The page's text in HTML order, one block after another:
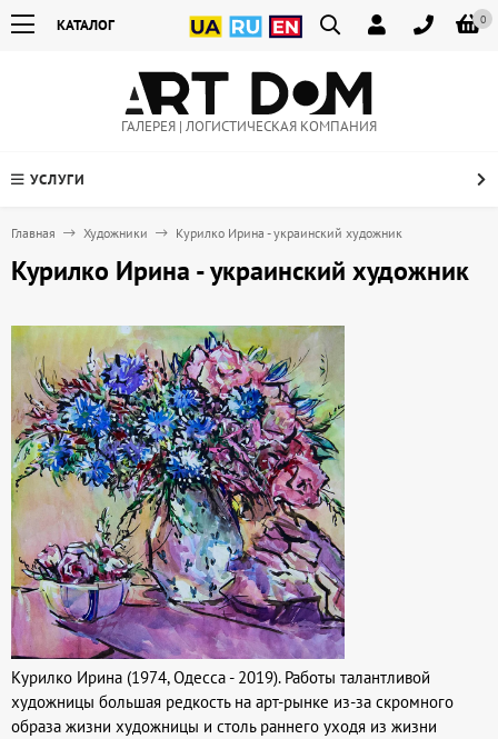
0
КАТАЛОГ
ГАЛЕРЕЯ | ЛОГИСТИЧЕСКАЯ КОМПАНИЯ
УСЛУГИ
Главная Художники Курилко Ирина - украинский художник
Курилко Ирина - украинский художник
Курилко Ирина (1974, Одесса - 2019). Работы талантливой
художницы большая редкость на арт-рынке из-за скромного
образа жизни художницы и столь раннего уходя из жизни